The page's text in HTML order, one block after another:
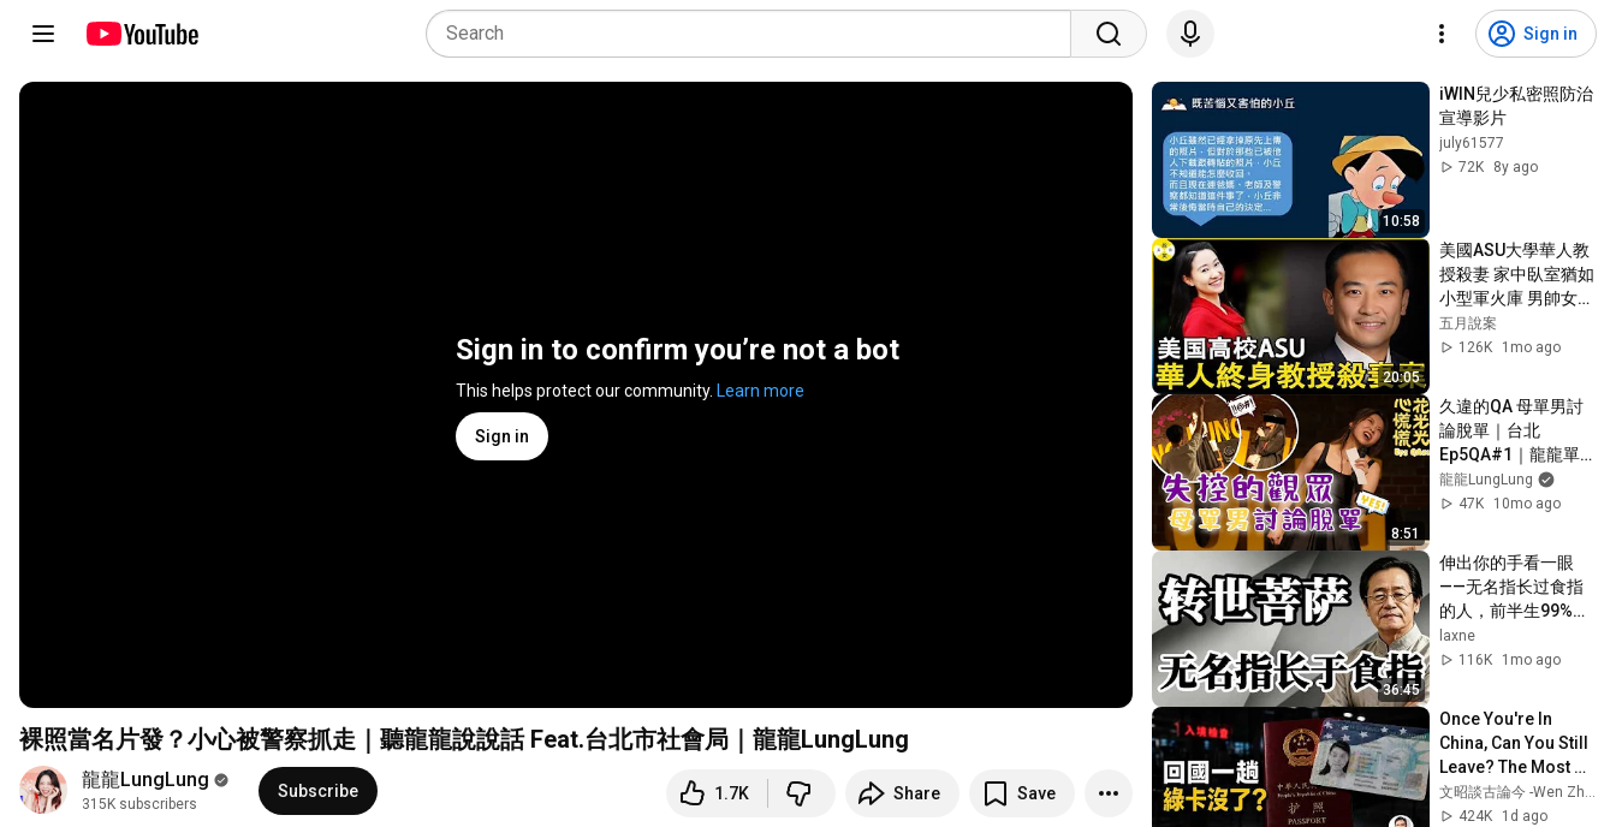
Sign in
Sign in to confirm you’re not a bot
This helps protect our community. Learn more
Sign in
裸照當名片發？小心被警察抓走｜聽龍龍說說話 Feat.台北市社會局｜龍龍LungLung
龍龍LungLung
315K subscribers
Subscribe 1.7K Share Save
10:58
iWIN兒少私密照防治
宣導影片
july61577
72K
8y ago
20:05
美國ASU大學華人教
授殺妻 家中臥室猶如
小型軍火庫 男帥女美
的婚姻背後居然藏著
暗黑的關係 #真實記
#紀實故事分享
#ASU教授殺妻
五月說案
126K
1mo ago
8:51
久違的QA 母單男討
論脫單｜台北
Ep5QA#1｜龍龍單
口喜劇
龍龍LungLung
47K
10mo ago
36:45
伸出你的手看一眼
——无名指长过食指
的人，前半生99%活
在地狱模式：倪海厦
揭开了古相手相最残
#地狱模式 #前半生
坎坷 #被背叛 #借钱
不还 #慈悲试炼#佛
法
laxne
116K
1mo ago
Once You're In
China, Can You Still
Leave? The Most
Dangerous Clause
in the New Exit
424K
1d ago